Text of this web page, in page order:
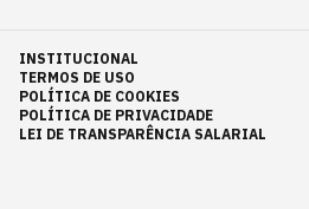
INSTITUCIONAL
TERMOS DE USO
POLÍTICA DE COOKIES
POLÍTICA DE PRIVACIDADE
LEI DE TRANSPARÊNCIA SALARIAL